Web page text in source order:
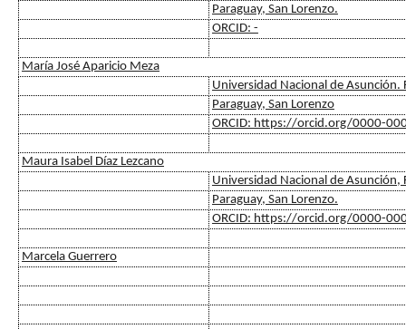
Paraguay, San Lorenzo.
ORCID: -
María José Aparicio Meza
Universidad Nacional de Asunción.
Paraguay, San Lorenzo
ORCID: https://orcid.org/0000-
Maura Isabel Díaz Lezcano
Universidad Nacional de Asunción,
Paraguay, San Lorenzo.
ORCID: https://orcid.org/0000-
Marcela Guerrero